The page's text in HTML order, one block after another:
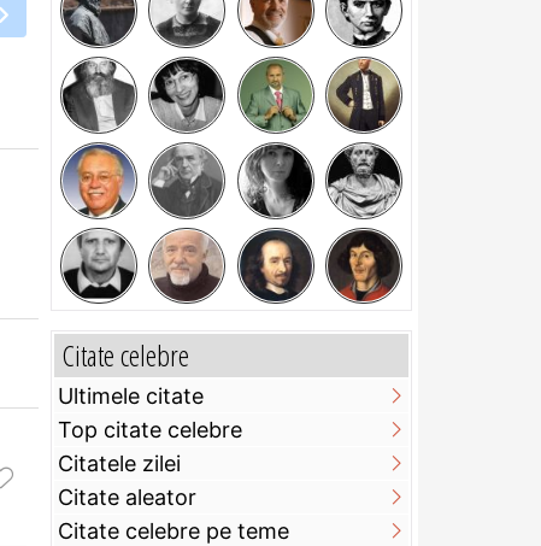
Citate celebre
Ultimele citate
Top citate celebre
Citatele zilei
Citate aleator
Citate celebre pe teme